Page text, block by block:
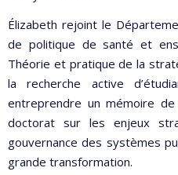
Élizabeth rejoint le
de politique de santé et
Théorie et pratique de la
la recherche active
entreprendre un mémoire
doctorat sur les enjeux
gouvernance des systèmes
grande transformation.